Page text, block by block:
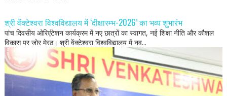
श्री वेंक्टेश्वरा विश्वविद्यालय में ‘दीक्षारम्भ-2026’ का भव्य शुभारंभ
पांच दिवसीय ओरिएंटेशन कार्यक्रम में नए छात्रों का स्वागत, नई शिक्षा नीति और कौशल
विकास पर जोर मेरठ। श्री वेंक्टेश्वरा विश्वविद्यालय में नव...